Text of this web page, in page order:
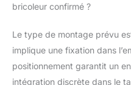
bricoleur confirmé ?
Le type de montage prévu
implique une fixation dans
positionnement garantit un
intégration discrète dans le